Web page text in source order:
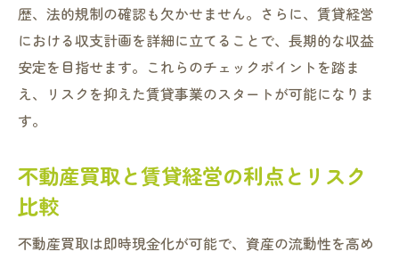
歴、法的規制の確認も欠かせません。さらに、賃貸経営
における収支計画を詳細に立てることで、長期的な収益
安定を目指せます。これらのチェックポイントを踏ま
え、リスクを抑えた賃貸事業のスタートが可能になりま
す。
不動産買取と賃貸経営の利点とリスク
比較
不動産買取は即時現金化が可能で、資産の流動性を高め